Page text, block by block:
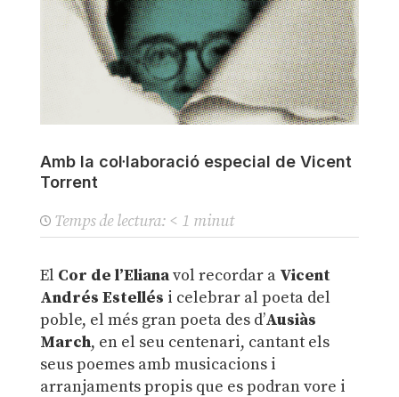
Amb la col·laboració especial de Vicent
Torrent
Temps de lectura: < 1 minut
El Cor de l’Elianavol recordar a Vicent
Andrés Estellés i celebrar al poeta del
poble, el més gran poeta des d’Ausiàs
March, en el seu centenari, cantant els
seus poemes amb musicacions i
arranjaments propis que es podran vore i